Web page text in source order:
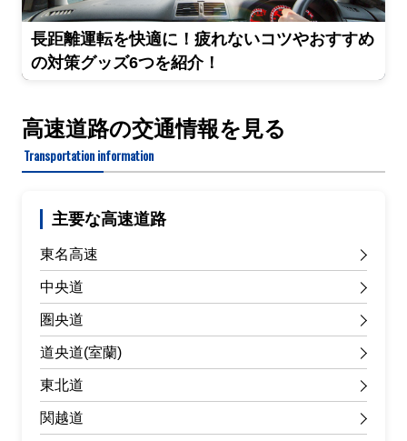
長距離運転を快適に！疲れないコツやおすすめ
の対策グッズ6つを紹介！
高速道路の交通情報を見る
Transportation information
主要な高速道路
東名高速
中央道
圏央道
道央道(室蘭)
東北道
関越道